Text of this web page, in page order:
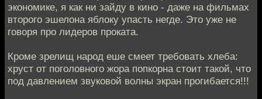
экономике, я как ни зайду в кино - даже на фильмах
второго эшелона яблоку упасть негде. Это уже не
говоря про лидеров проката.
Кроме зрелищ народ еше смеет требовать хлеба:
хруст от поголовного жора попкорна стоит такой, что
под давлением звуковой волны экран прогибается!!!